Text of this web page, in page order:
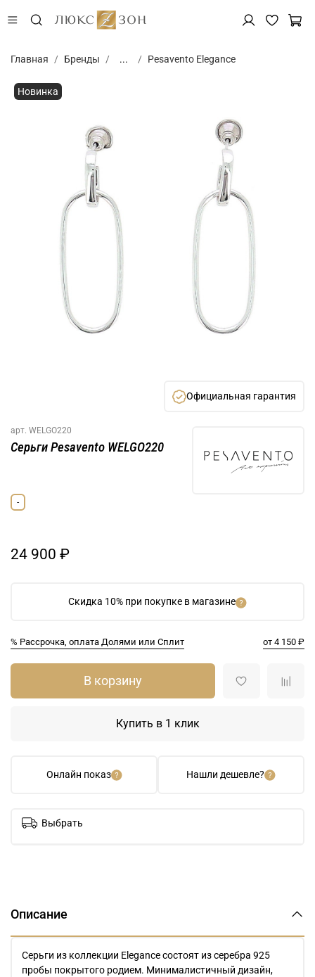
Главная Бренды ... Pesavento Elegance
Новинка
Официальная гарантия
арт. WELGO220
Скидка 10% при покупке в магазине
% Рассрочка, оплата Долями или Сплит от 4 150 ₽
Серьги Pesavento WELGO220
-
24 900 ₽
Онлайн показ Нашли дешевле?
В корзину
Купить в 1 клик
Выбрать
Описание
Серьги из коллекции Elegance состоят из серебра 925
пробы покрытого родием. Минималистичный дизайн,